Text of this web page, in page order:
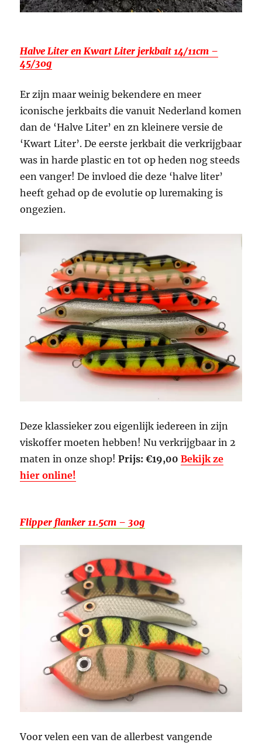
Halve Liter en Kwart Liter jerkbait 14/11cm –
45/30g
Er zijn maar weinig bekendere en meer
iconische jerkbaits die vanuit Nederland komen
dan de ‘Halve Liter’ en zn kleinere versie de
‘Kwart Liter’. De eerste jerkbait die verkrijgbaar
was in harde plastic en tot op heden nog steeds
een vanger! De invloed die deze ‘halve liter’
heeft gehad op de evolutie op luremaking is
ongezien.
Deze klassieker zou eigenlijk iedereen in zijn
viskoffer moeten hebben! Nu verkrijgbaar in 2
maten in onze shop!Prijs: €19,00Bekijk ze
hier online!
Flipper flanker 11.5cm – 30g
Voor velen een van de allerbest vangende